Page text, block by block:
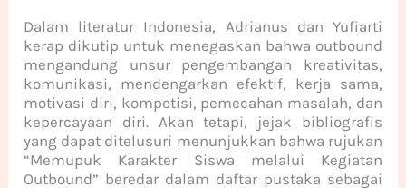
Dalam literatur Indonesia, Adrianus dan Yufiarti
kerap dikutip untuk menegaskan bahwa outbound
mengandung unsur pengembangan kreativitas,
komunikasi, mendengarkan efektif, kerja sama,
motivasi diri, kompetisi, pemecahan masalah, dan
kepercayaan diri. Akan tetapi, jejak bibliografis
yang dapat ditelusuri menunjukkan bahwa rujukan
“Memupuk Karakter Siswa melalui Kegiatan
Outbound” beredar dalam daftar pustaka sebagai